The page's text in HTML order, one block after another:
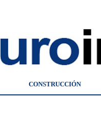
CONSTRUCCIÓN